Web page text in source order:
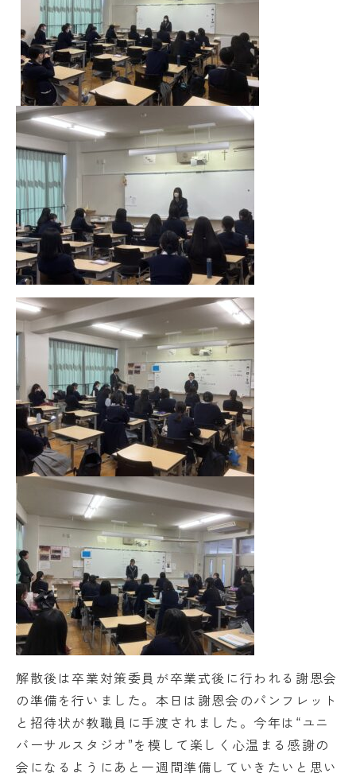
解散後は卒業対策委員が卒業式後に行われる謝恩会
の準備を行いました。本日は謝恩会のパンフレット
と招待状が教職員に手渡されました。今年は“ユニ
バーサルスタジオ”を模して楽しく心温まる感謝の
会になるようにあと一週間準備していきたいと思い